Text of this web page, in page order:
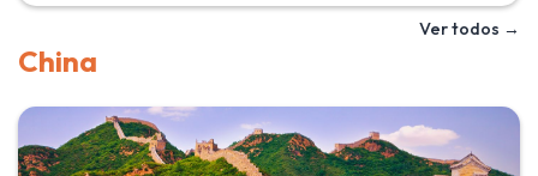
por un pequeño teleférico en Fira. Además de un servicio
de autocares que conecta los distintos pueblos de la isla.
belleza ha hecho de Santorini una atracción turística
ineludible en su viaje a Grecia, donde además podrá
disfrutar de su magnífica gastronomía, tan rica y
Ver todos →
China